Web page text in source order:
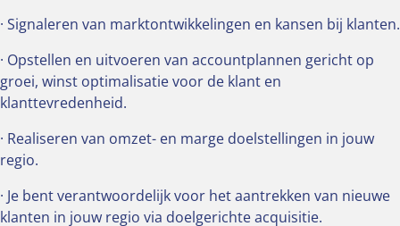
· Signaleren van marktontwikkelingen en kansen bij klanten.
· Opstellen en uitvoeren van accountplannen gericht op
groei, winst optimalisatie voor de klant en
klanttevredenheid.
· Realiseren van omzet- en marge doelstellingen in jouw
regio.
· Je bent verantwoordelijk voor het aantrekken van nieuwe
klanten in jouw regio via doelgerichte acquisitie.